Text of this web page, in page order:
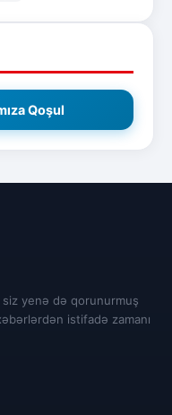
Qoşul
yenə də qorunurmuş
istifadə zamanı